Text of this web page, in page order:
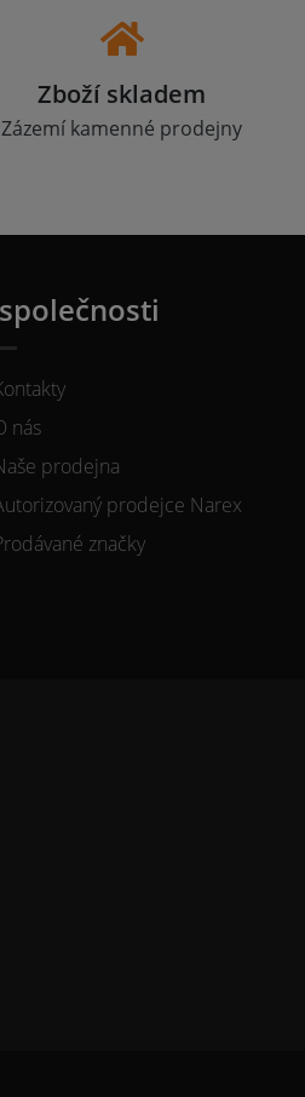
Zboží skladem
Zázemí kamenné prodejny
nás
prodejna
prodejce Narex
značky